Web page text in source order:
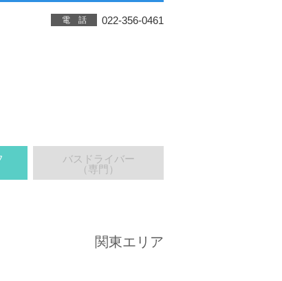
電 話 022-356-0461
バスドライバー
（専門）
関東エリア